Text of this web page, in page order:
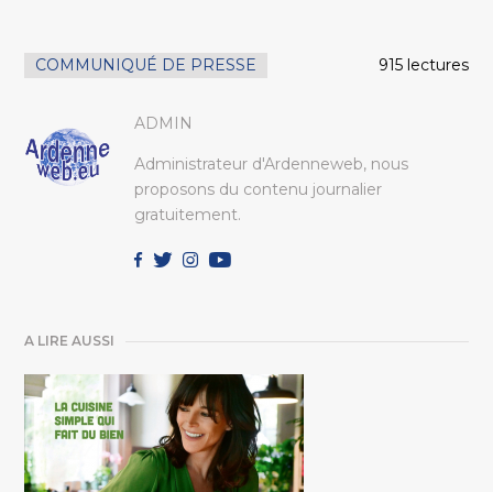
COMMUNIQUÉ DE PRESSE 915 lectures
ADMIN
Administrateur d'Ardenneweb, nous
proposons du contenu journalier
gratuitement.
A LIRE AUSSI